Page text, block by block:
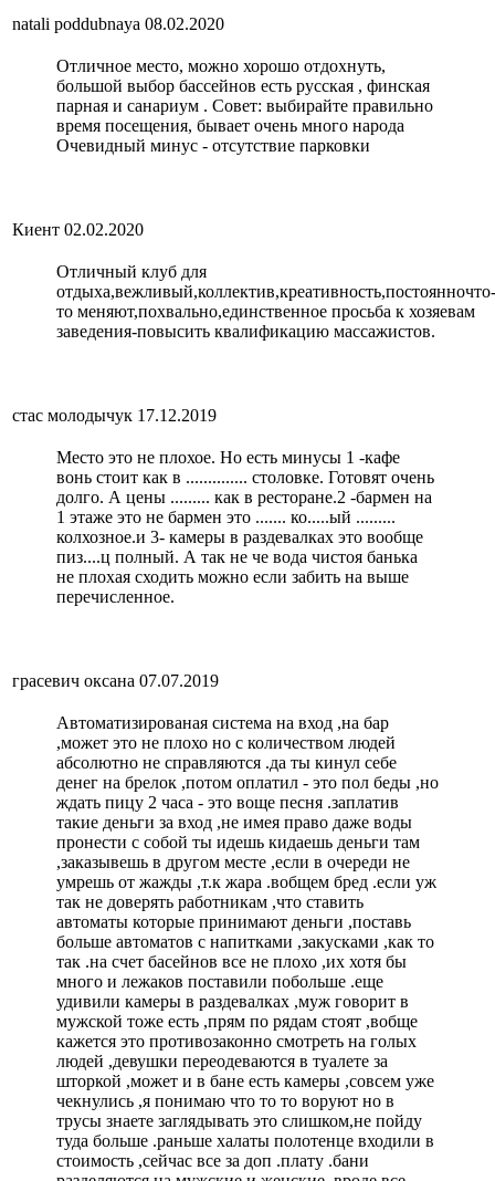
natali poddubnaya 08.02.2020
Отличное место, можно хорошо отдохнуть,
большой выбор бассейнов есть русская , финская
парная и санариум . Совет: выбирайте правильно
время посещения, бывает очень много народа
Очевидный минус - отсутствие парковки
Киент 02.02.2020
Отличный клуб для
отдыха,вежливый,коллектив,креативность,постоянночто-
то меняют,похвально,единственное просьба к хозяевам
заведения-повысить квалификацию массажистов.
стас молодычук 17.12.2019
Место это не плохое. Но есть минусы 1 -кафе
вонь стоит как в .............. столовке. Готовят очень
долго. А цены ......... как в ресторане.2 -бармен на
1 этаже это не бармен это ....... ко.....ый .........
колхозное.и 3- камеры в раздевалках это вообще
пиз....ц полный. А так не че вода чистоя банька
не плохая сходить можно если забить на выше
перечисленное.
грасевич оксана 07.07.2019
Автоматизированая система на вход ,на бар
,может это не плохо но с количеством людей
абсолютно не справляются .да ты кинул себе
денег на брелок ,потом оплатил - это пол беды ,но
ждать пицу 2 часа - это воще песня .заплатив
такие деньги за вход ,не имея право даже воды
пронести с собой ты идешь кидаешь деньги там
,заказывешь в другом месте ,если в очереди не
умрешь от жажды ,т.к жара .вобщем бред .если уж
так не доверять работникам ,что ставить
автоматы которые принимают деньги ,поставь
больше автоматов с напитками ,закусками ,как то
так .на счет басейнов все не плохо ,их хотя бы
много и лежаков поставили побольше .еще
удивили камеры в раздевалках ,муж говорит в
мужской тоже есть ,прям по рядам стоят ,вобще
кажется это противозаконно смотреть на голых
людей ,девушки переодеваются в туалете за
шторкой ,может и в бане есть камеры ,совсем уже
чекнулись ,я понимаю что то то воруют но в
трусы знаете заглядывать это слишком,не пойду
туда больше .раньше халаты полотенце входили в
стоимость ,сейчас все за доп .плату .бани